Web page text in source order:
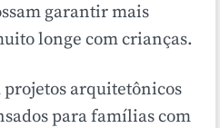
garantir mais
longe com crianças.
arquitetônicos
para famílias com